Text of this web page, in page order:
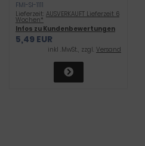
FMI-SI-1111
Lieferzeit: AUSVERKAUFT Lieferzeit 6
Wochen*
Infos zu Kundenbewertungen
5,49 EUR
inkl .MwSt., zzgl. Versand